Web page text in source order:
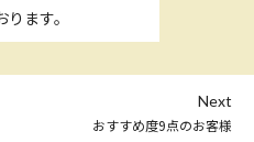
ます。
Next
おすすめ度9点のお客様